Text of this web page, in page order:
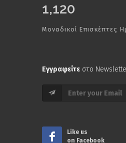
1,120
Μοναδικοί Επισκέπτες
Εγγραφείτε στο
Like us
on Facebook